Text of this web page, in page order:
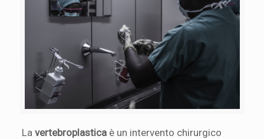
Lavertebroplastica è un intervento chirurgico